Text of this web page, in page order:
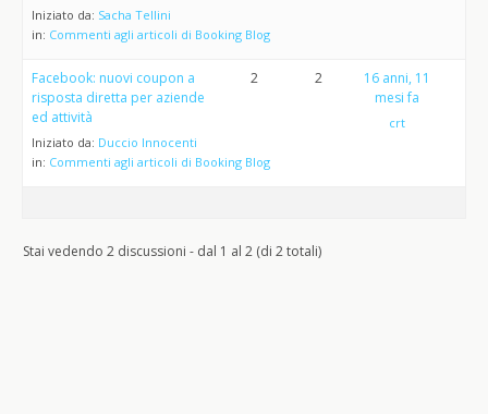
Iniziato da: Sacha Tellini
in: Commenti agli articoli di Booking Blog
Facebook: nuovi coupon a
risposta diretta per aziende
ed attività
Iniziato da: Duccio Innocenti
in: Commenti agli articoli di Booking Blog
2 2
16 anni, 11
mesi fa
crt
Stai vedendo 2 discussioni - dal 1 al 2 (di 2 totali)